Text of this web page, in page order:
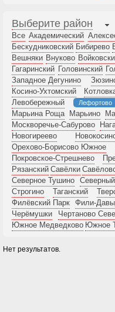
Выберите район
Все Академический
Бескудниковский Бибирево
Вешняки Внуково
Гагаринский Головинский
Западное Дегунино
Косино-Ухтомский
Левобережный
Лефортово
Марьина Роща
Марьино
Москворечье-Сабурово
Новогиреево
Орехово-Борисово Южное
Покровское-Стрешнево
Рязанский Савёлки
Северное Тушино
Северный
Строгино
Таганский
Филёвский Парк
Фили-
Черёмушки
Чертаново
Южное Медведково Южное
Нет результатов.